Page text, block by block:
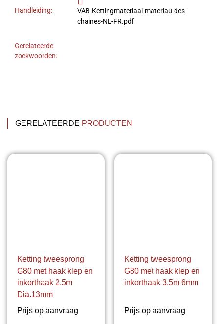
Handleiding:
VAB-Kettingmateriaal-materiau-des-
chaines-NL-FR.pdf
Gerelateerde
zoekwoorden:
GERELATEERDE PRODUCTEN
Ketting tweesprong
G80 met haak klep en
inkorthaak 2.5m
Dia.13mm
Prijs op aanvraag
Ketting tweesprong
G80 met haak klep en
inkorthaak 3.5m 6mm
Prijs op aanvraag